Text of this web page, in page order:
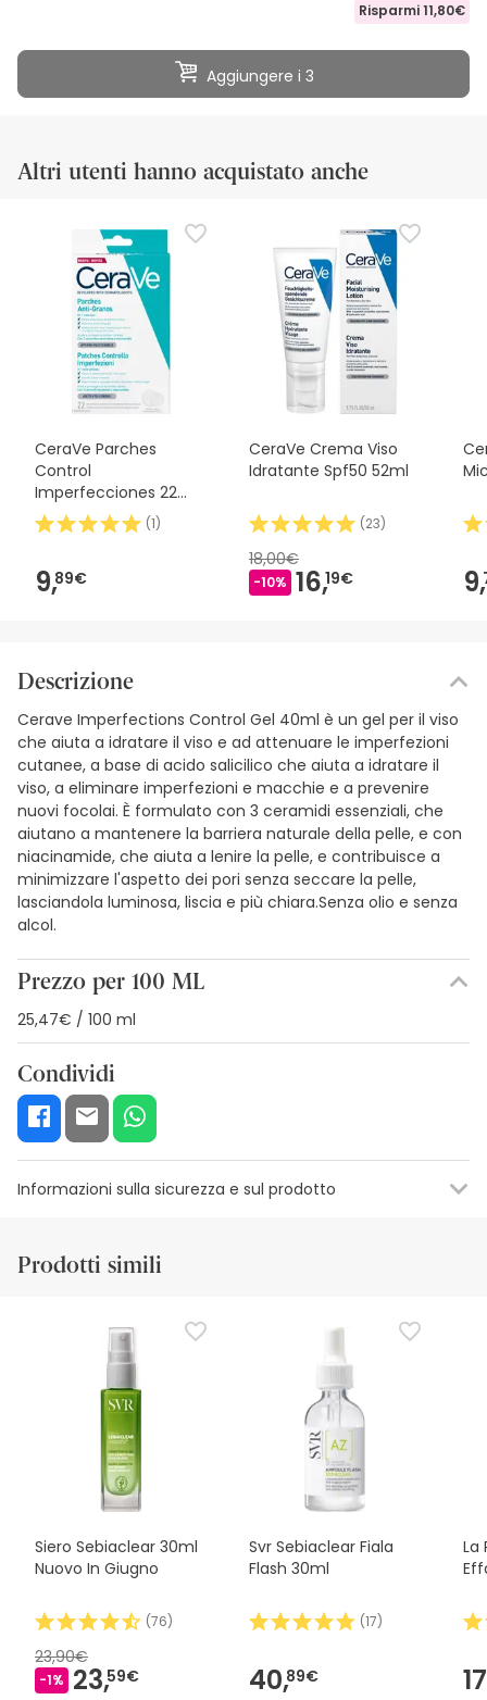
Risparmi11,80€
Aggiungere i 3
Altri utenti hanno acquistato anche
CeraVe Parches
Control
Imperfecciones 22
patches
(1)
9,89€
CeraVe Crema Viso
Idratante Spf50 52ml
(23)
18,00€
-10% 16,19€ 9,
Descrizione
Cerave Imperfections Control Gel 40ml è un gel per il viso
che aiuta a idratare il viso e ad attenuare le imperfezioni
cutanee, a base di acido salicilico che aiuta a idratare il
viso, a eliminare imperfezioni e macchie e a prevenire
nuovi focolai. È formulato con 3 ceramidi essenziali, che
aiutano a mantenere la barriera naturale della pelle, e con
niacinamide, che aiuta a lenire la pelle, e contribuisce a
minimizzare l'aspetto dei pori senza seccare la pelle,
lasciandola luminosa, liscia e più chiara.Senza olio e senza
alcol.
Prezzo per 100 ML
25,47€ / 100 ml
Condividi
Informazioni sulla sicurezza e sul prodotto
Informazioni sull'etichetta
Evitare il contorno degli occhi.
Prodotti simili
Siero Sebiaclear 30ml
Nuovo In Giugno
(76)
23,90€
-1% 23,59€
Svr Sebiaclear Fiala
Flash 30ml
(17)
40,89€
La